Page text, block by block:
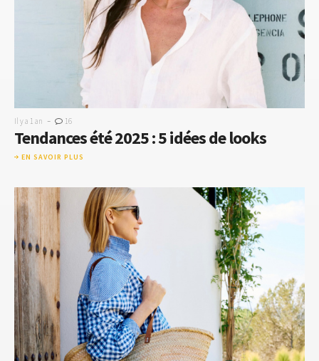
Il y a 1 an - 16
Tendances été 2025 : 5 idées de looks
EN SAVOIR PLUS